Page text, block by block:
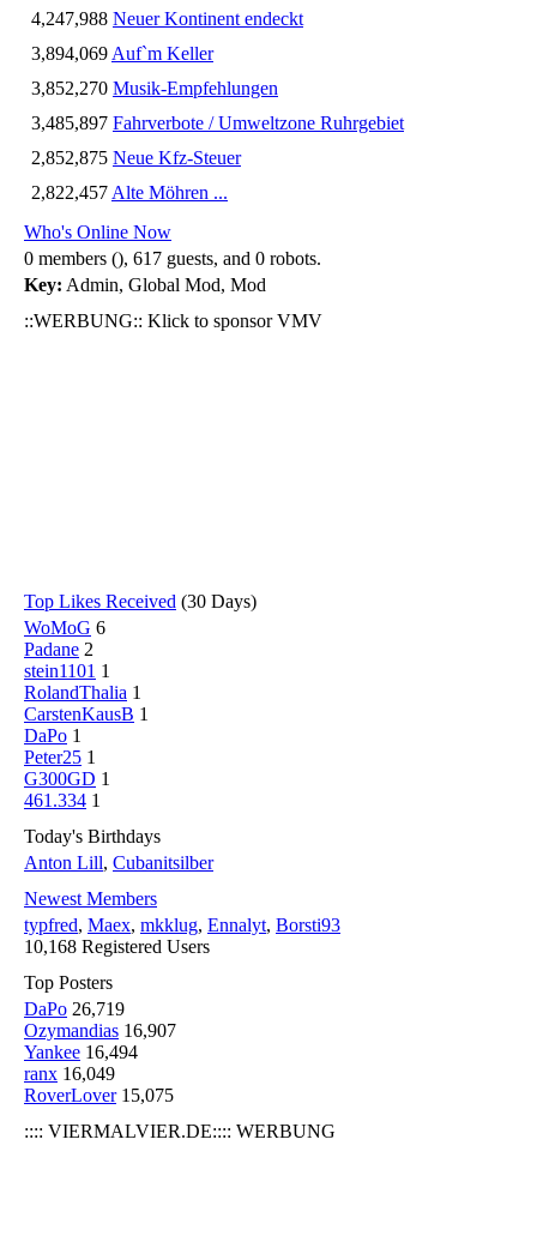
4,247,988 Neuer Kontinent endeckt
3,894,069 Auf`m Keller
3,852,270 Musik-Empfehlungen
3,485,897 Fahrverbote / Umweltzone Ruhrgebiet
2,852,875 Neue Kfz-Steuer
2,822,457 Alte Möhren ...
Who's Online Now
0 members (), 617 guests, and 0 robots.
Key: Admin, Global Mod, Mod
::WERBUNG:: Klick to sponsor VMV
Top Likes Received (30 Days)
WoMoG 6
Padane 2
stein1101 1
RolandThalia 1
CarstenKausB 1
DaPo 1
Peter25 1
G300GD 1
461.334 1
Today's Birthdays
Anton Lill, Cubanitsilber
Newest Members
typfred, Maex, mkklug, Ennalyt, Borsti93
10,168 Registered Users
Top Posters
DaPo 26,719
Ozymandias 16,907
Yankee 16,494
ranx 16,049
RoverLover 15,075
:::: VIERMALVIER.DE:::: WERBUNG